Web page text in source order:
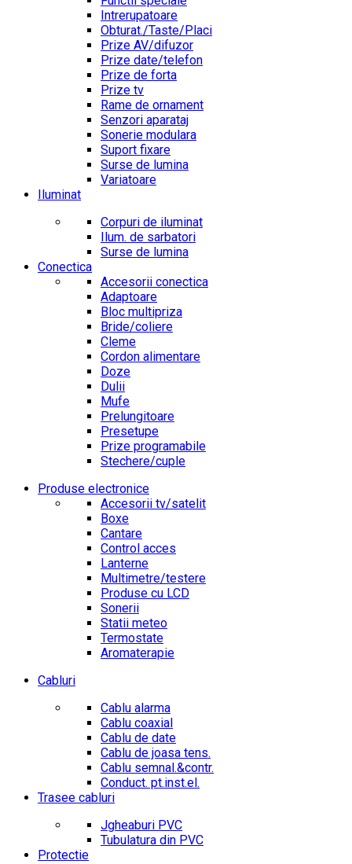
Intrerupatoare
Obturat./Taste/Placi
Prize AV/difuzor
Prize date/telefon
Prize de forta
Prize tv
Rame de ornament
Senzori aparataj
Sonerie modulara
Suport fixare
Surse de lumina
Variatoare
Iluminat
Corpuri de iluminat
Ilum. de sarbatori
Surse de lumina
Conectica
Accesorii conectica
Adaptoare
Bloc multipriza
Bride/coliere
Cleme
Cordon alimentare
Doze
Dulii
Mufe
Prelungitoare
Presetupe
Prize programabile
Stechere/cuple
Produse electronice
Accesorii tv/satelit
Boxe
Cantare
Control acces
Lanterne
Multimetre/testere
Produse cu LCD
Sonerii
Statii meteo
Termostate
Aromaterapie
Cabluri
Cablu alarma
Cablu coaxial
Cablu de date
Cablu de joasa tens.
Cablu semnal.&contr.
Conduct. pt.inst.el.
Trasee cabluri
Jgheaburi PVC
Tubulatura din PVC
Protectie